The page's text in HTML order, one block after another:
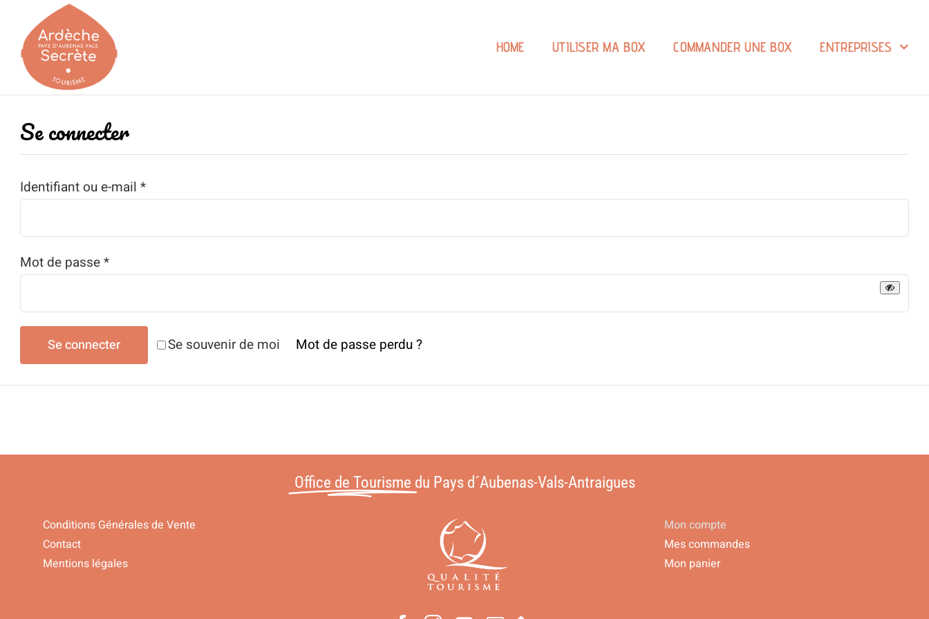
contenu
HOME UTILISER MA BOX COMMANDER UNE BOX ENTREPRISES
Se connecter
Identifiant ou e-mail *Obligatoire
Mot de passe*Obligatoire
Se souvenir de moi
Se connecter Mot de passe perdu ?
Office de Tourisme du Pays d´Aubenas-Vals-Antraigues
Conditions Générales de Vente
Contact
Mentions légales
Mon compte
Mes commandes
Mon panier